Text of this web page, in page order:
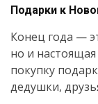
Подарки к
Конец года —
но и
покупку
дедушки,